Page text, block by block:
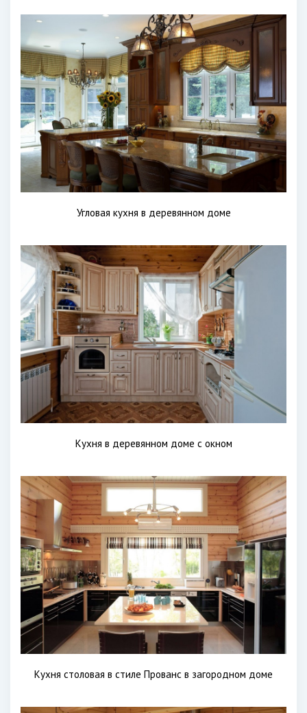
Угловая кухня в деревянном доме
Кухня в деревянном доме с окном
Кухня столовая в стиле Прованс в загородном доме